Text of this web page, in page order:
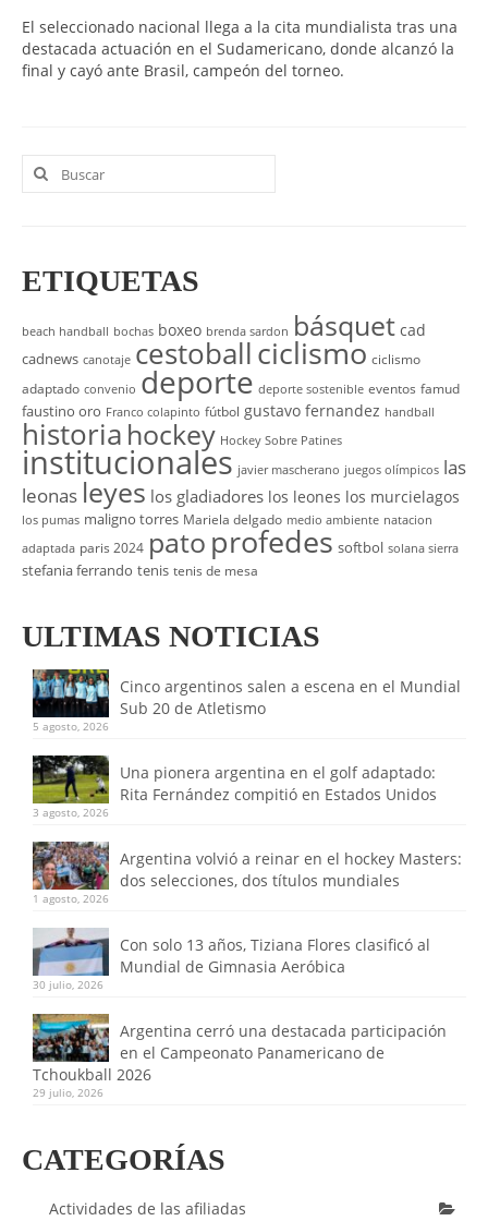
El seleccionado nacional llega a la cita mundialista tras una
destacada actuación en el Sudamericano, donde alcanzó la
final y cayó ante Brasil, campeón del torneo.
Buscar
por:
ETIQUETAS
beach handball bochas boxeo brenda sardon básquet cad
cadnews canotaje cestoballciclismo ciclismo
adaptado convenio deporte deporte sostenible eventos famud
faustino oro Franco colapinto fútbol gustavo fernandez handball
historia hockey Hockey Sobre Patines
institucionales javier mascherano juegos olímpicos las
leonas leyes los gladiadores los leones los murcielagos
los pumas maligno torres Mariela delgado medio ambiente natacion
adaptada paris 2024 pato profedes softbol solana sierra
stefania ferrando tenis tenis de mesa
ULTIMAS NOTICIAS
Cinco argentinos salen a escena en el Mundial
Sub 20 de Atletismo
5 agosto, 2026
Una pionera argentina en el golf adaptado:
Rita Fernández compitió en Estados Unidos
3 agosto, 2026
Argentina volvió a reinar en el hockey Masters:
dos selecciones, dos títulos mundiales
1 agosto, 2026
Con solo 13 años, Tiziana Flores clasificó al
Mundial de Gimnasia Aeróbica
30 julio, 2026
Argentina cerró una destacada participación
en el Campeonato Panamericano de
Tchoukball 2026
29 julio, 2026
CATEGORÍAS
Actividades de las afiliadas